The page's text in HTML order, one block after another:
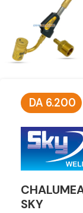
DA 6.200
SKY